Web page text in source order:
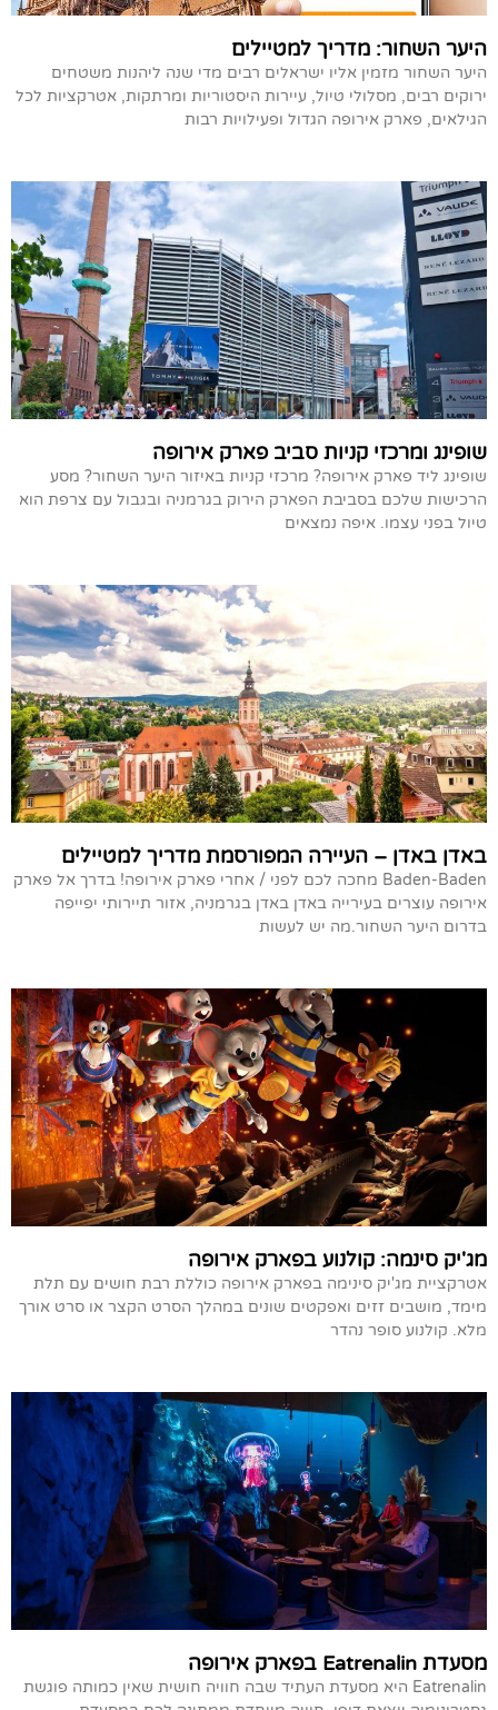
היער השחור: מדריך למטיילים
היער השחור מזמין אליו ישראלים רבים מדי שנה ליהנות משטחים
ירוקים רבים, מסלולי טיול, עיירות היסטוריות ומרתקות, אטרקציות לכל
הגילאים, פארק אירופה הגדול ופעילויות רבות
שופינג ומרכזי קניות סביב פארק אירופה
שופינג ליד פארק אירופה? מרכזי קניות באיזור היער השחור? מסע
הרכישות שלכם בסביבת הפארק הירוק בגרמניה ובגבול עם צרפת הוא
טיול בפני עצמו. איפה נמצאים
באדן באדן – העיירה המפורסמת מדריך למטיילים
Baden-Baden מחכה לכם לפני / אחרי פארק אירופה! בדרך אל פארק
אירופה עוצרים בעירייה באדן באדן בגרמניה, אזור תיירותי יפייפה
בדרום היער השחור.מה יש לעשות
מג'יק סינמה: קולנוע בפארק אירופה
אטרקציית מג'יק סינימה בפארק אירופה כוללת רבת חושים עם תלת
מימד, מושבים זזים ואפקטים שונים במהלך הסרט הקצר או סרט אורך
מלא. קולנוע סופר נהדר
מסעדת Eatrenalin בפארק אירופה
Eatrenalin היא מסעדת העתיד שבה חוויה חושית שאין כמותה פוגשת